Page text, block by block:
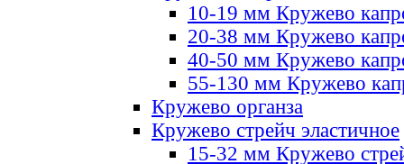
10-19 мм Кружево
20-38 мм Кружево
40-50 мм Кружево
55-130 мм Кружево
Кружево органза
Кружево стрейч эластичное
15-32 мм Кружево